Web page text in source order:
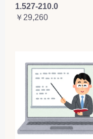
1.527-210.0
￥29,260